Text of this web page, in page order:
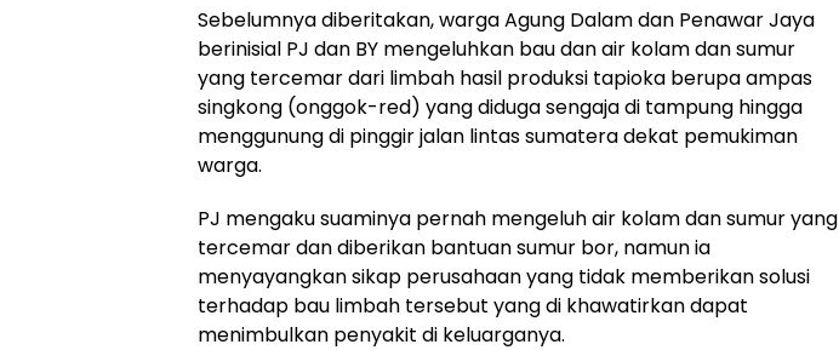
Sebelumnya diberitakan, warga Agung Dalam dan Penawar Jaya
berinisial PJ dan BY mengeluhkan bau dan air kolam dan sumur
yang tercemar dari limbah hasil produksi tapioka berupa ampas
singkong (onggok-red) yang diduga sengaja di tampung hingga
menggunung di pinggir jalan lintas sumatera dekat pemukiman
warga.
PJ mengaku suaminya pernah mengeluh air kolam dan sumur yang
tercemar dan diberikan bantuan sumur bor, namun ia
menyayangkan sikap perusahaan yang tidak memberikan solusi
terhadap bau limbah tersebut yang di khawatirkan dapat
menimbulkan penyakit di keluarganya.